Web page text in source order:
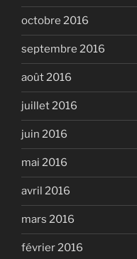
octobre 2016
septembre 2016
août 2016
juillet 2016
juin 2016
mai 2016
avril 2016
mars 2016
février 2016